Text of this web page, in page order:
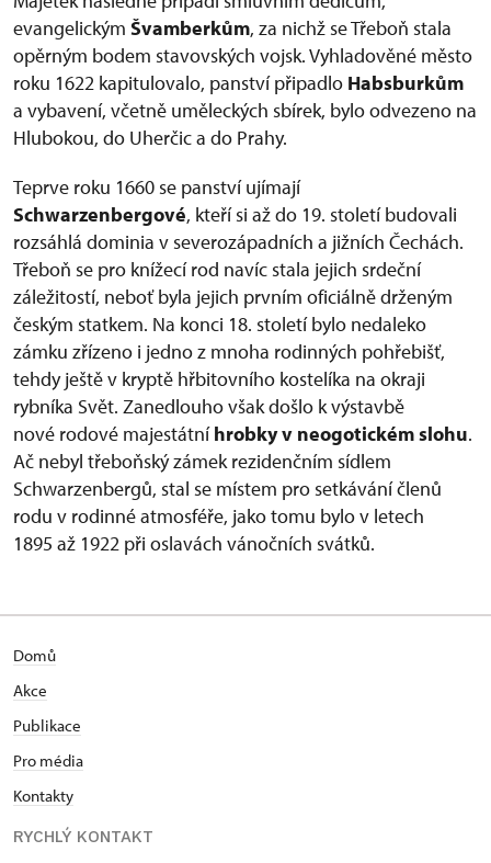
evangelickým Švamberkům, za nichž se Třeboň stala
opěrným bodem stavovských vojsk. Vyhladověné město
roku 1622 kapitulovalo, panství připadlo Habsburkům
a vybavení, včetně uměleckých sbírek, bylo odvezeno na
Hlubokou, do Uherčic a do Prahy.
Teprve roku 1660 se panství ujímají
Schwarzenbergové, kteří si až do 19. století budovali
rozsáhlá dominia v severozápadních a jižních Čechách.
Třeboň se pro knížecí rod navíc stala jejich srdeční
záležitostí, neboť byla jejich prvním oficiálně drženým
českým statkem. Na konci 18. století bylo nedaleko
zámku zřízeno i jedno z mnoha rodinných pohřebišť,
tehdy ještě v kryptě hřbitovního kostelíka na okraji
rybníka Svět. Zanedlouho však došlo k výstavbě
nové rodové majestátníhrobky v neogotickém slohu.
Ač nebyl třeboňský zámek rezidenčním sídlem
Schwarzenbergů, stal se místem pro setkávání členů
rodu v rodinné atmosféře, jako tomu bylo v letech
1895 až 1922 při oslavách vánočních svátků.
Domů
Akce
Publikace
Pro média
Kontakty
RYCHLÝ KONTAKT